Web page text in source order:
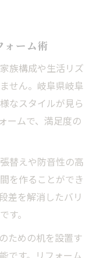
ォーム術
族構成や生活リズ
せん。岐阜県岐阜
なスタイルが見ら
ームで、満足度の
替えや防音性の高
を作ることができ
差を解消したバリ
す。
ための机を設置す
です。リフォーム